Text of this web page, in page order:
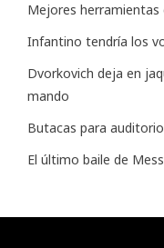
Mejores
Infantino tendría los
Dvorkovich deja en
mando
Butacas para
El último baile de